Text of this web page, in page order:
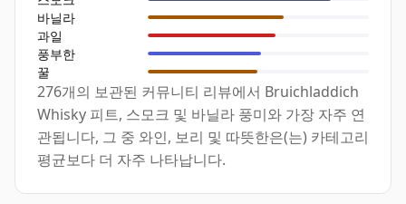
바닐라
과일
풍부한
꿀
276개의 보관된 커뮤니티 리뷰에서 Bruichladdich
Whisky 피트, 스모크 및 바닐라 풍미와 가장 자주 연
관됩니다, 그 중 와인, 보리 및 따뜻한은(는) 카테고리
평균보다 더 자주 나타납니다.